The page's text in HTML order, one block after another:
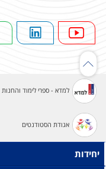
למדא - ספרי לימוד והחנות
אגודת הסטודנטים
יחידות